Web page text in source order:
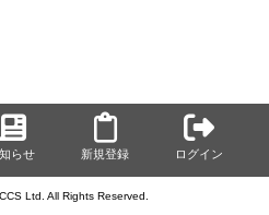
らせ 新規登録 ログイン
Ltd. All Rights Reserved.